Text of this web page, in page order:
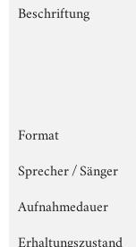
Beschriftung
Format
Sprecher / Sänger
Aufnahmedauer
Erhaltungszustand